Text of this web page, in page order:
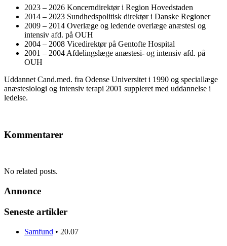
2023 – 2026 Koncerndirektør i Region Hovedstaden
2014 – 2023 Sundhedspolitisk direktør i Danske Regioner
2009 – 2014 Overlæge og ledende overlæge anæstesi og
intensiv afd. på OUH
2004 – 2008 Vicedirektør på Gentofte Hospital
2001 – 2004 Afdelingslæge anæstesi- og intensiv afd. på
OUH
Uddannet Cand.med. fra Odense Universitet i 1990 og speciallæge
anæstesiologi og intensiv terapi 2001 suppleret med uddannelse i
ledelse.
Kommentarer
No related posts.
Annonce
Seneste artikler
Samfund • 20.07